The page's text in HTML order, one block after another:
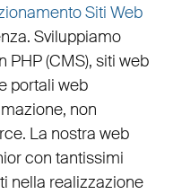
Siti Web
Sviluppiamo
PHP(CMS), siti web
portali web
non
La nostra web
con tantissimi
nella realizzazione